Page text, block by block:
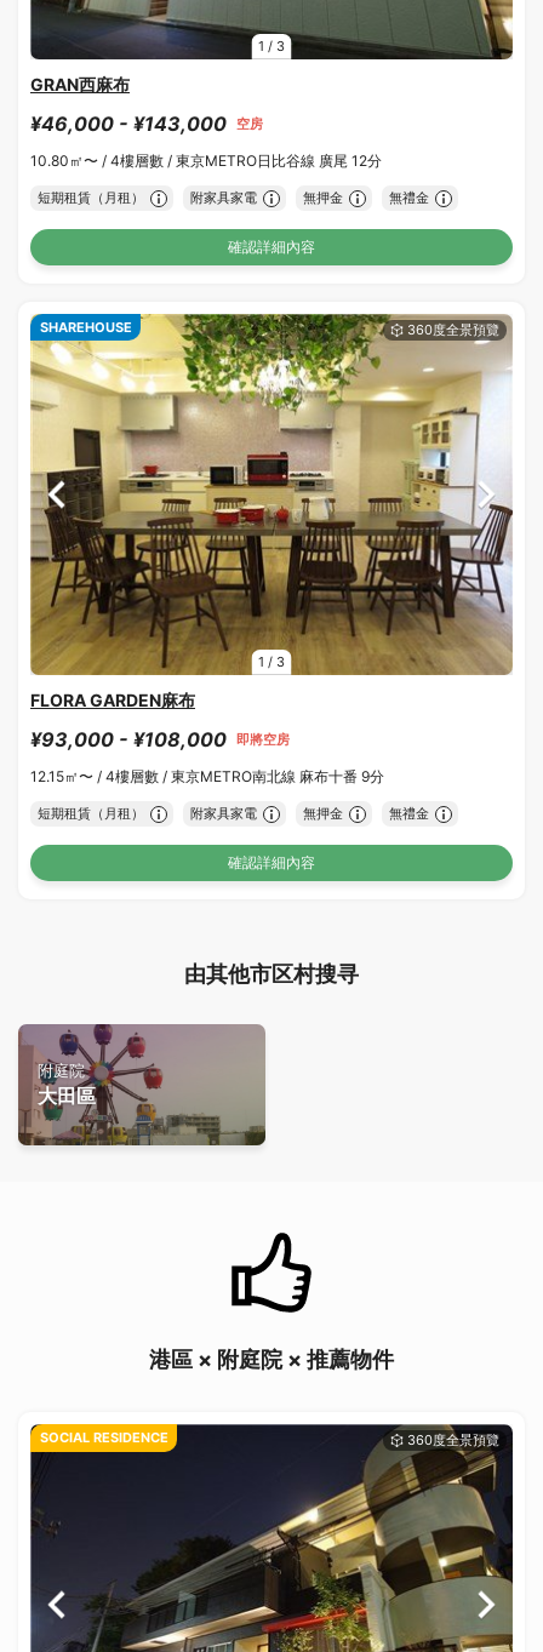
1 / 3
GRAN西麻布
¥46,000 - ¥143,000 空房
10.80㎡〜 / 4樓層數 / 東京METRO日比谷線 廣尾 12分
短期租賃（月租） 附家具家電 無押金 無禮金
確認詳細內容
1 / 3
SHAREHOUSE
FLORA GARDEN麻布
¥93,000 - ¥108,000 即將空房
12.15㎡〜 / 4樓層數 / 東京METRO南北線 麻布十番 9分
短期租賃（月租） 附家具家電 無押金 無禮金
確認詳細內容
由其他市区村搜寻
附庭院
大田區
港區 × 附庭院 × 推薦物件
SOCIAL RESIDENCE